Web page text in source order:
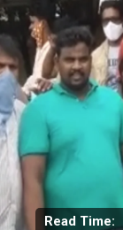
Read Time: